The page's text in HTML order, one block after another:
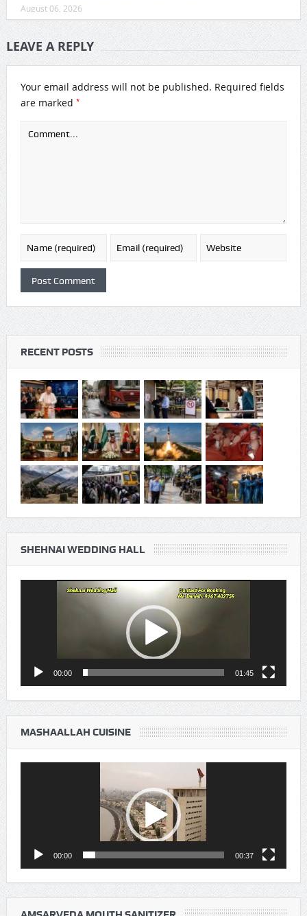
August 06, 2026
LEAVE A REPLY
Your email address will not be published. Required fields
are marked *
RECENT POSTS
SHEHNAI WEDDING HALL
00:00 01:45
MASHAALLAH CUISINE
00:00 00:37